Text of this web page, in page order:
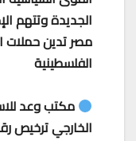
الجديدة وتتهم
مصر تدين حملات
الفلسطينية
مكتب وعد
الخارجي ترخيص رقم